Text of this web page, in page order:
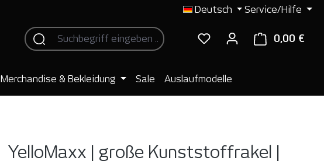
Deutsch Service/Hilfe
0,00 €
Merchandise & Bekleidung Sale Auslaufmodelle
YelloMaxx | große Kunststoffrakel |